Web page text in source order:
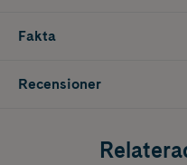
Fakta
Recensioner